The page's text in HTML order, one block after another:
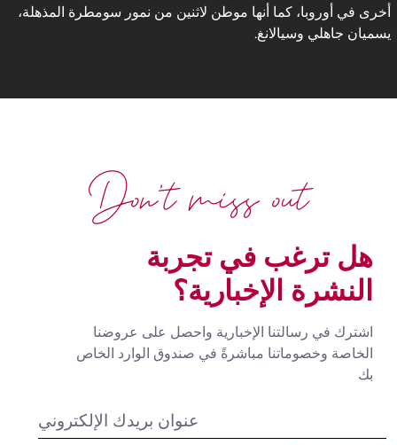
أخرى في أوروبا، كما أنها موطن لاثنين من نمور سومطرة المذهلة،
يسميان جاهلي وسيالانغ.
هل ترغب في تجربة
النشرة الإخبارية؟
اشترك في رسالتنا الإخبارية واحصل على عروضنا
الخاصة وخصوماتنا مباشرةً في صندوق الوارد الخاص
بك
Don't miss out